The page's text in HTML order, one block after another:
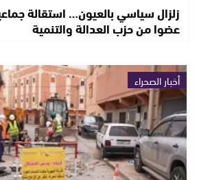
عضوا من حزب العدالة والتنمية
أخبار الصحراء